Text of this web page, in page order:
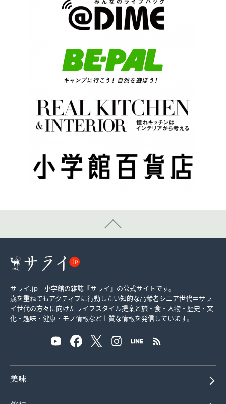
サライ.jp｜小学館の雑誌『サライ』の公式サイトです。
歳を重ねてもアクティブに行動したい知的な高齢者シニア世代＝サラ
イ世代の方々に向けたライフスタイル提案と旅・食・人物・歴史・文
化・趣味・健康・モノ情報など上質な情報を発信しています。
美味